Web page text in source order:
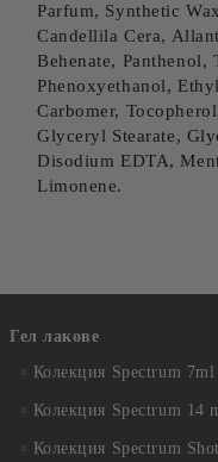
Parfum, Synthetic
Candellila Cera,
Behenate, Panthenol,
Phenoxyethanol,
Carbomer,
Glyceryl Stearate,
Disodium EDTA,
Limonene.
Гел лакове
Колекция Spectrum 7ml
Колекция Spectrum 14
Колекция Spectrum